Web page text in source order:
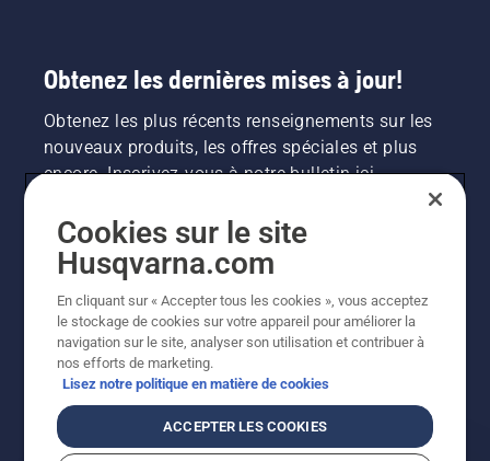
Obtenez les dernières mises à jour!
Obtenez les plus récents renseignements sur les
nouveaux produits, les offres spéciales et plus
encore. Inscrivez-vous à notre bulletin ici.
INSCRIPTION À LA NEWSLETTER
Cookies sur le site
Husqvarna.com
En cliquant sur « Accepter tous les cookies », vous acceptez
le stockage de cookies sur votre appareil pour améliorer la
navigation sur le site, analyser son utilisation et contribuer à
nos efforts de marketing.
Lisez notre politique en matière de cookies
ACCEPTER LES COOKIES